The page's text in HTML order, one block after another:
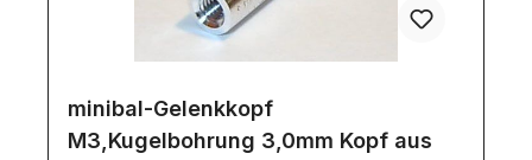
minibal-Gelenkkopf
M3,Kugelbohrung 3,0mm Kopf aus